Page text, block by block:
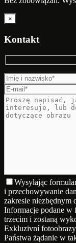
×
Kontakt
Wysyłając
i przechowywanie
zakresie niezbędnym
Informacje podane w
trzecim i zostaną
Exkluzivní
Państwa żądanie w